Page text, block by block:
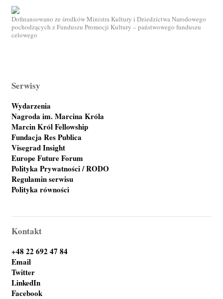
Dofinansowano ze środków Ministra Kultury i Dziedzictwa Narodowego
pochodzących z Funduszu Promocji Kultury – państwowego funduszu
celowego
Serwisy
Wydarzenia
Nagroda im. Marcina Króla
Marcin Król Fellowship
Fundacja Res Publica
Visegrad Insight
Europe Future Forum
Polityka Prywatności / RODO
Regulamin serwisu
Polityka równości
Kontakt
+48 22 692 47 84
Email
Twitter
LinkedIn
Facebook